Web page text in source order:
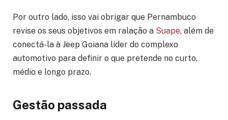
Por outro lado, isso vai obrigar que Pernambuco
revise os seus objetivos em ralação a Suape, além de
conectá-la à Jeep Goiana líder do complexo
automotivo para definir o que pretende no curto,
médio e longo prazo.
Gestão passada